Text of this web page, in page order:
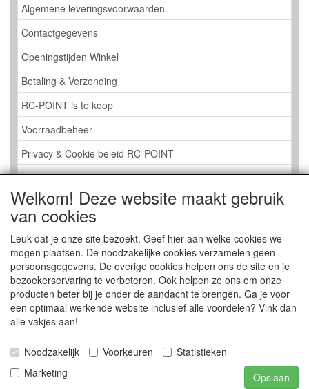
Algemene leveringsvoorwaarden.
Contactgegevens
Openingstijden Winkel
Betaling & Verzending
RC-POINT is te koop
Voorraadbeheer
Privacy & Cookie beleid RC-POINT
LINK PAGINA
Gastenboek RC-POINT
Kijkje in de Winkel
Welkom! Deze website maakt gebruik
van cookies
Leuk dat je onze site bezoekt. Geef hier aan welke cookies we
mogen plaatsen. De noodzakelijke cookies verzamelen geen
persoonsgegevens. De overige cookies helpen ons de site en je
bezoekerservaring te verbeteren. Ook helpen ze ons om onze
producten beter bij je onder de aandacht te brengen. Ga je voor
een optimaal werkende website inclusief alle voordelen? Vink dan
alle vakjes aan!
Noodzakelijk Voorkeuren
Statistieken
Marketing
Opslaan